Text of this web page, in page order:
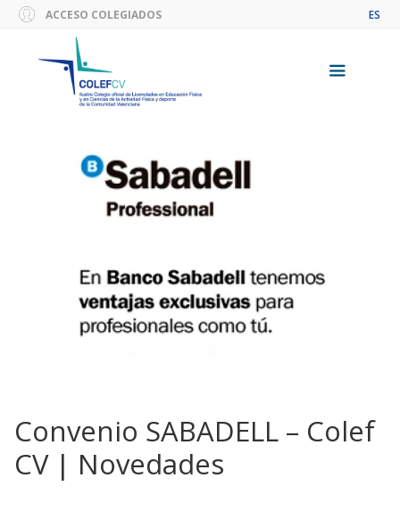
Saltar
contenido
ACCESO COLEGIADOS ES
Convenio SABADELL – Colef
CV | Novedades